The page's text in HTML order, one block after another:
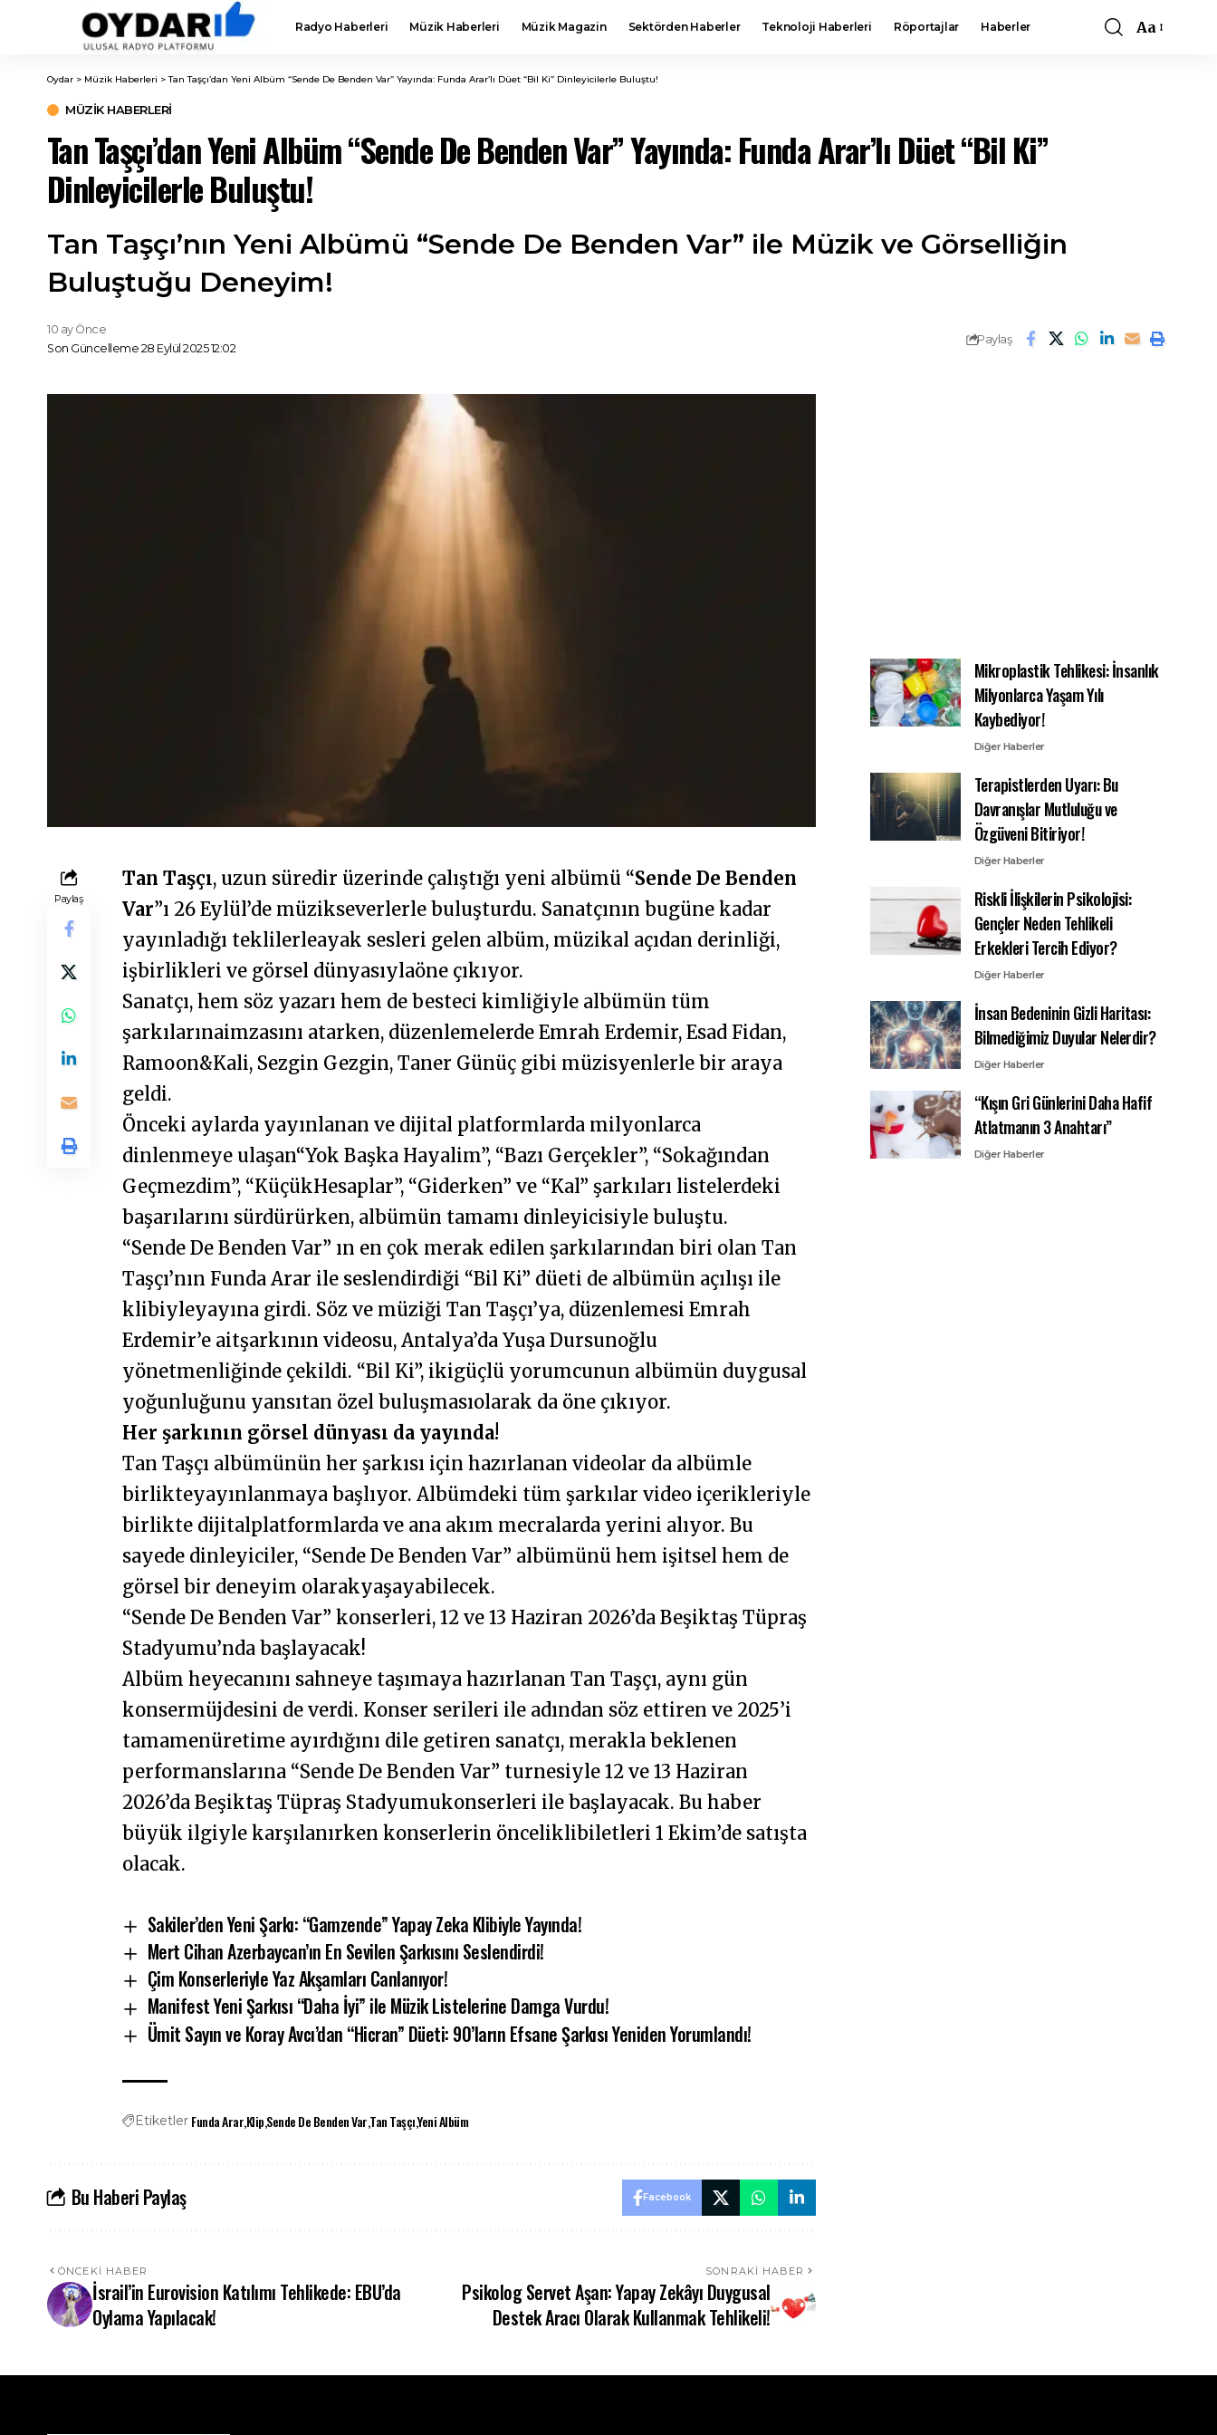
Radyo Haberleri Müzik Haberleri Müzik Magazin Sektörden Haberler Teknoloji Haberleri Röportajlar Haberler
Font
Aa
Oydar > Müzik Haberleri >Tan Taşçı’dan Yeni Albüm “Sende De Benden Var” Yayında: Funda Arar’lı Düet “Bil Ki” Dinleyicilerle Buluştu!
MÜZIK HABERLERI
Tan Taşçı’dan Yeni Albüm “Sende De Benden Var” Yayında: Funda Arar’lı Düet “Bil Ki”
Dinleyicilerle Buluştu!
Tan Taşçı’nın Yeni Albümü “Sende De Benden Var” ile Müzik ve Görselliğin
Buluştuğu Deneyim!
Son Güncelleme 28 Eylül 2025 12:02
10 ay Önce
Paylaş
Paylaş
Tan Taşçı, uzun süredir üzerinde çalıştığı yeni albümü “Sende De Benden
Var”ı 26 Eylül’de müzikseverlerle buluşturdu. Sanatçının bugüne kadar
yayınladığı teklilerleayak sesleri gelen albüm, müzikal açıdan derinliği,
işbirlikleri ve görsel dünyasıylaöne çıkıyor.
Sanatçı, hem söz yazarı hem de besteci kimliğiyle albümün tüm
şarkılarınaimzasını atarken, düzenlemelerde Emrah Erdemir, Esad Fidan,
Ramoon&Kali, Sezgin Gezgin, Taner Günüç gibi müzisyenlerle bir araya
geldi.
Önceki aylarda yayınlanan ve dijital platformlarda milyonlarca
dinlenmeye ulaşan“Yok Başka Hayalim”, “Bazı Gerçekler”, “Sokağından
Geçmezdim”, “KüçükHesaplar”, “Giderken” ve “Kal” şarkıları listelerdeki
başarılarını sürdürürken, albümün tamamı dinleyicisiyle buluştu.
“Sende De Benden Var” ın en çok merak edilen şarkılarından biri olan Tan
Taşçı’nın Funda Arar ile seslendirdiği “Bil Ki” düeti de albümün açılışı ile
klibiyleyayına girdi. Söz ve müziği Tan Taşçı’ya, düzenlemesi Emrah
Erdemir’e aitşarkının videosu, Antalya’da Yuşa Dursunoğlu
yönetmenliğinde çekildi. “Bil Ki”, ikigüçlü yorumcunun albümün duygusal
yoğunluğunu yansıtan özel buluşmasıolarak da öne çıkıyor.
Her şarkının görsel dünyası da yayında!
Tan Taşçı albümünün her şarkısı için hazırlanan videolar da albümle
birlikteyayınlanmaya başlıyor. Albümdeki tüm şarkılar video içerikleriyle
birlikte dijitalplatformlarda ve ana akım mecralarda yerini alıyor. Bu
sayede dinleyiciler, “Sende De Benden Var” albümünü hem işitsel hem de
görsel bir deneyim olarakyaşayabilecek.
“Sende De Benden Var” konserleri, 12 ve 13 Haziran 2026’da Beşiktaş Tüpraş
Stadyumu’nda başlayacak!
Albüm heyecanını sahneye taşımaya hazırlanan Tan Taşçı, aynı gün
konsermüjdesini de verdi. Konser serileri ile adından söz ettiren ve 2025’i
tamamenüretime ayırdığını dile getiren sanatçı, merakla beklenen
performanslarına “Sende De Benden Var” turnesiyle 12 ve 13 Haziran
2026’da Beşiktaş Tüpraş Stadyumukonserleri ile başlayacak. Bu haber
büyük ilgiyle karşılanırken konserlerin önceliklibiletleri 1 Ekim’de satışta
olacak.
Sakiler’den Yeni Şarkı: “Gamzende” Yapay Zeka Klibiyle Yayında!
Mert Cihan Azerbaycan’ın En Sevilen Şarkısını Seslendirdi!
Çim Konserleriyle Yaz Akşamları Canlanıyor!
Manifest Yeni Şarkısı “Daha İyi” ile Müzik Listelerine Damga Vurdu!
Ümit Sayın ve Koray Avcı’dan “Hicran” Düeti: 90’ların Efsane Şarkısı Yeniden Yorumlandı!
Etiketler Funda ArarKlipSende De Benden VarTan TaşçıYeni Albüm
Bu Haberi Paylaş Facebook
ÖNCEKI HABER
İsrail’in Eurovision Katılımı Tehlikede: EBU’da
Oylama Yapılacak!
SONRAKI HABER
Psikolog Servet Aşan: Yapay Zekâyı Duygusal
Destek Aracı Olarak Kullanmak Tehlikeli!
Mikroplastik Tehlikesi: İnsanlık
Milyonlarca Yaşam Yılı
Kaybediyor!
Diğer Haberler
Terapistlerden Uyarı: Bu
Davranışlar Mutluluğu ve
Özgüveni Bitiriyor!
Diğer Haberler
Riskli İlişkilerin Psikolojisi:
Gençler Neden Tehlikeli
Erkekleri Tercih Ediyor?
Diğer Haberler
İnsan Bedeninin Gizli Haritası:
Bilmediğimiz Duyular Nelerdir?
Diğer Haberler
“Kışın Gri Günlerini Daha Hafif
Atlatmanın 3 Anahtarı”
Diğer Haberler